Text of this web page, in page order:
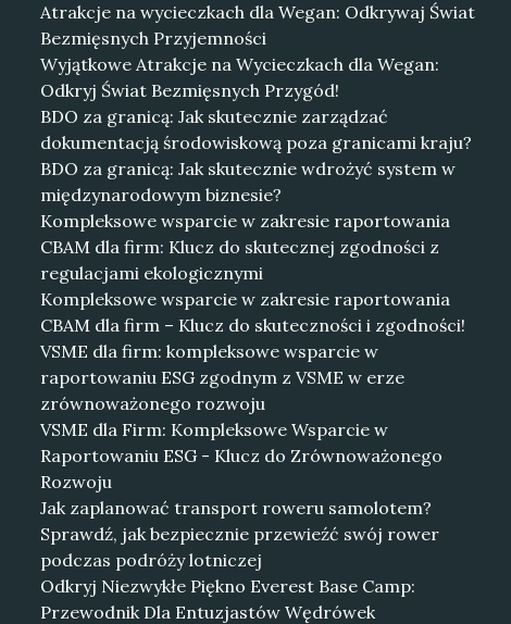
Atrakcje na wycieczkach dla Wegan: Odkrywaj Świat
Bezmięsnych Przyjemności
Wyjątkowe Atrakcje na Wycieczkach dla Wegan:
Odkryj Świat Bezmięsnych Przygód!
BDO za granicą: Jak skutecznie zarządzać
dokumentacją środowiskową poza granicami kraju?
BDO za granicą: Jak skutecznie wdrożyć system w
międzynarodowym biznesie?
Kompleksowe wsparcie w zakresie raportowania
CBAM dla firm: Klucz do skutecznej zgodności z
regulacjami ekologicznymi
Kompleksowe wsparcie w zakresie raportowania
CBAM dla firm – Klucz do skuteczności i zgodności!
VSME dla firm: kompleksowe wsparcie w
raportowaniu ESG zgodnym z VSME w erze
zrównoważonego rozwoju
VSME dla Firm: Kompleksowe Wsparcie w
Raportowaniu ESG - Klucz do Zrównoważonego
Rozwoju
Jak zaplanować transport roweru samolotem?
Sprawdź, jak bezpiecznie przewieźć swój rower
podczas podróży lotniczej
Odkryj Niezwykłe Piękno Everest Base Camp:
Przewodnik Dla Entuzjastów Wędrówek